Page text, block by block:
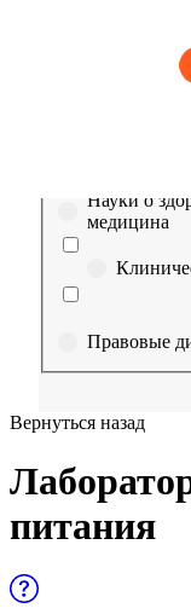
Сестринское дело
Выберите
Науки о
медицина
Правовые
медицине
Вернуться назад
питания